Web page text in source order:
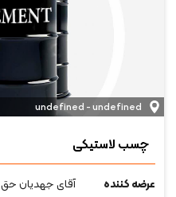
undefined - undefined
چسب لاستیکی
عرضه کننده آقای جهدیان حق